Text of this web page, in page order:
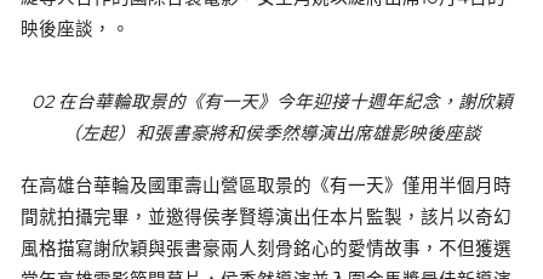
映後座談，。
02 在台華輪取景的《有一天》今年迎接十週年紀念，謝欣穎
（左起）和張書豪將和侯季然導演出席雄影映後座談
在高雄台華輪及國軍壽山營區取景的《有一天》僅用半個月時
間就拍攝完畢，並邀得侯孝賢導演出任本片監製，該片以奇幻
風格描寫謝欣穎與張書豪兩人刻骨銘心的愛情故事，不但獲選